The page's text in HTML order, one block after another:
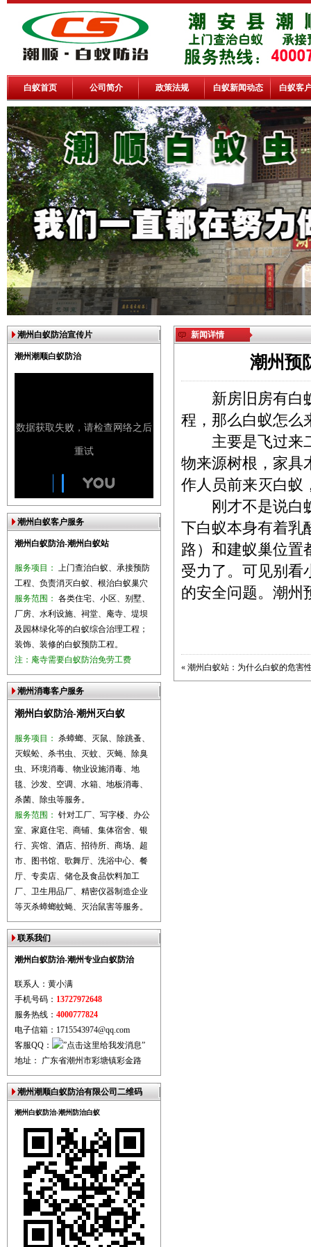
白蚁首页 公司简介 政策法规 白蚁新闻动态 白蚁客
潮州白蚁防治宣传片
潮州潮顺白蚁防治
潮州白蚁客户服务
潮州白蚁防治-潮州白蚁站
服务项目： 上门查治白蚁、承接预防
工程、负责消灭白蚁、根治白蚁巢穴
服务范围： 各类住宅、小区、别墅、
厂房、水利设施、祠堂、庵寺、堤坝
及园林绿化等的白蚁综合治理工程；
装饰、装修的白蚁预防工程。
注：庵寺需要白蚁防治免劳工费
潮州消毒客户服务
潮州白蚁防治-潮州灭白蚁
服务项目： 杀蟑螂、灭鼠、除跳蚤、
灭蜈蚣、杀书虫、灭蚊、灭蝇、除臭
虫、环境消毒、物业设施消毒、地
毯、沙发、空调、水箱、地板消毒、
杀菌、除虫等服务。
服务范围： 针对工厂、写字楼、办公
室、家庭住宅、商铺、集体宿舍、银
行、宾馆、酒店、招待所、商场、超
市、图书馆、歌舞厅、洗浴中心、餐
厅、专卖店、储仓及食品饮料加工
厂、卫生用品厂、精密仪器制造企业
等灭杀蟑螂蚊蝇、灭治鼠害等服务。
联系我们
潮州白蚁防治-潮州专业白蚁防治
联系人：黄小满
手机号码： 13727972648
服务热线： 4000777824
电子信箱：1715543974@qq.com
客服QQ：
地址： 广东省潮州市彩塘镇彩金路
潮州潮顺白蚁防治有限公司二维码
潮州白蚁防治-潮州防治白蚁
新闻详情
潮州预
新房旧房有白蚁
程，那么白蚁怎么
主要是飞过来二
物来源树根，家具
作人员前来灭白蚁
刚才不是说白蚁
下白蚁本身有着乳
路）和建蚁巢位置
受力了。可见别看
的安全问题。 潮州
« 潮州白蚁站：为什么白蚁的危害